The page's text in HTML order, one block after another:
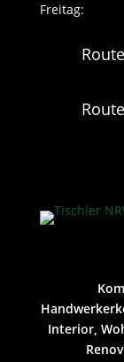
Freitag:
Interior,